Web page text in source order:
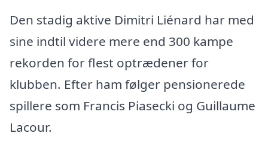
Den stadig aktive Dimitri Liénard har med
sine indtil videre mere end 300 kampe
rekorden for flest optrædener for
klubben. Efter ham følger pensionerede
spillere som Francis Piasecki og Guillaume
Lacour.